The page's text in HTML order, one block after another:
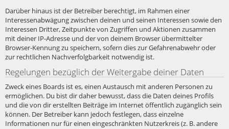
Darüber hinaus ist der Betreiber berechtigt, im Rahmen einer
Interessenabwägung zwischen deinen und seinen Interessen sowie den
Interessen Dritter, Zeitpunkte von Zugriffen und Aktionen zusammen
mit deiner IP-Adresse und der von deinem Browser übermittelter
Browser-Kennung zu speichern, sofern dies zur Gefahrenabwehr oder
zur rechtlichen Nachverfolgbarkeit notwendig ist.
Regelungen bezüglich der Weitergabe deiner Daten
Zweck eines Boards ist es, einen Austausch mit anderen Personen zu
ermöglichen. Du bist dir daher bewusst, dass die Daten deines Profils
und die von dir erstellten Beiträge im Internet öffentlich zugänglich sein
können. Der Betreiber kann jedoch festlegen, dass einzelne
Informationen nur für einen eingeschränkten Nutzerkreis (z. B. andere